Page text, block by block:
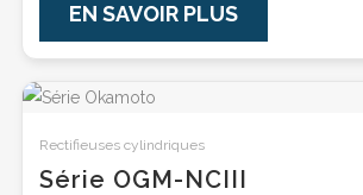
EN SAVOIR PLUS
Rectifieuses cylindriques
Série OGM-NCIII